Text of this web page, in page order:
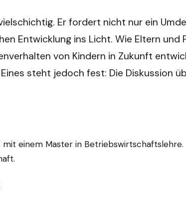
Er fordert nicht nur ein
Entwicklung ins Licht. Wie Eltern
von Kindern in Zukunft
steht jedoch fest: Die Diskussion
mit einem Master in